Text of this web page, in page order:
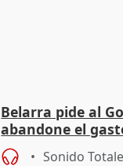
Belarra pide al
abandone el
"de verdad" por
Sonido